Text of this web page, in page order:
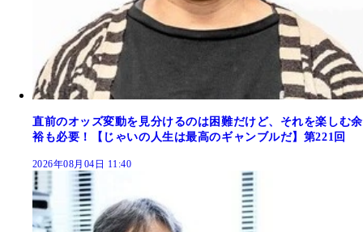
直前のオッズ変動を見分けるのは困難だけど、それを楽しむ余
裕も必要！【じゃいの人生は最高のギャンブルだ】第221回
2026年08月04日 11:40